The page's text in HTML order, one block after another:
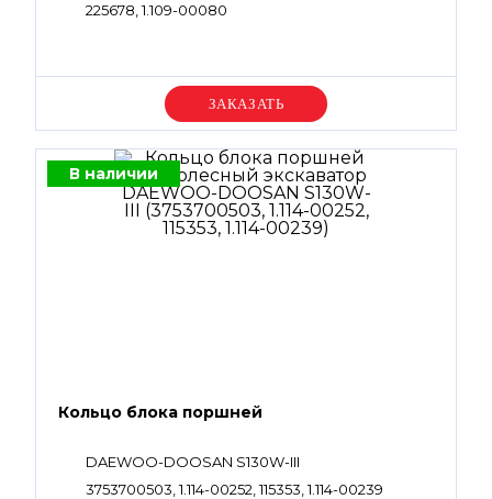
225678, 1.109-00080
Уточняйте цену
В наличии
Кольцо блока поршней
DAEWOO-DOOSAN S130W-III
3753700503, 1.114-00252, 115353, 1.114-00239